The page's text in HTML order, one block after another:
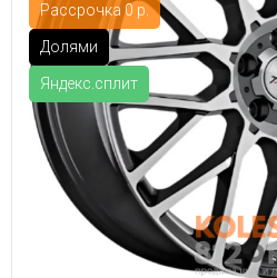
Рассрочка 0 р.
Долями
Яндекс.сплит